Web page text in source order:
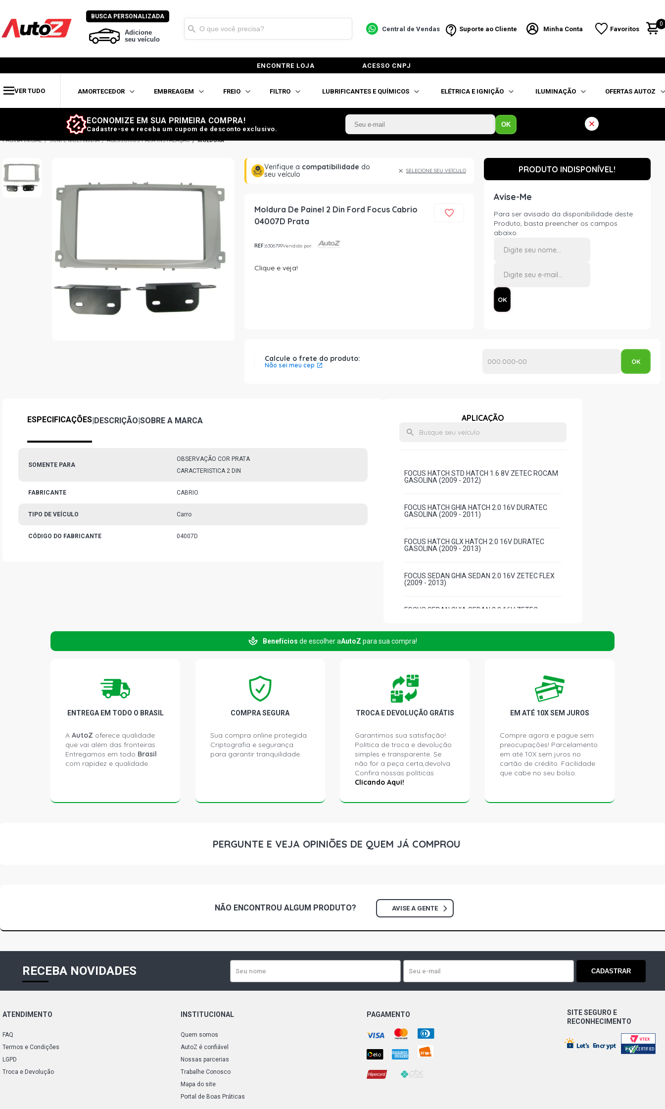
BUSCA PERSONALIZADA
Adicione
seu veículo
Central de Vendas Suporte ao Cliente Minha Conta Favoritos
0
ENCONTRE LOJA ACESSO CNPJ
VER TUDO AMORTECEDOR EMBREAGEM FREIO FILTRO LUBRIFICANTES E QUÍMICOS ELÉTRICA E IGNIÇÃO ILUMINAÇÃO OFERTAS AUTOZ
ECONOMIZE EM SUA PRIMEIRA COMPRA!
Cadastre-se e receba um cupom de desconto exclusivo.
OK
SOM E MULTIMÍDIA ACESSÓRIOS PARA INSTALAÇÃO MOLDURA
Verifique a compatibilidade do
seu veículo
SELECIONE SEU VEÍCULO
Moldura De Painel 2 Din Ford Focus Cabrio
04007D Prata
REF:6306799Vendido por:
Clique e veja!
PRODUTO INDISPONÍVEL!
Avise-Me
Para ser avisado da disponibilidade deste
Produto, basta preencher os campos
abaixo.
Calcule o frete do produto:
Não sei meu cep
ESPECIFICAÇÕES|DESCRIÇÃO|SOBRE A MARCA
SOMENTE PARA
OBSERVAÇÃO COR PRATA
CARACTERISTICA 2 DIN
FABRICANTE CABRIO
TIPO DE VEÍCULO Carro
CÓDIGO DO FABRICANTE 04007D
APLICAÇÃO
FOCUS HATCH STD HATCH 1.6 8V ZETEC ROCAM
GASOLINA (2009 - 2012)
FOCUS HATCH GHIA HATCH 2.0 16V DURATEC
GASOLINA (2009 - 2011)
FOCUS HATCH GLX HATCH 2.0 16V DURATEC
GASOLINA (2009 - 2013)
FOCUS SEDAN GHIA SEDAN 2.0 16V ZETEC FLEX
(2009 - 2013)
FOCUS SEDAN GHIA SEDAN 2.0 16V ZETEC
FOCUS SEDAN GLX SEDAN 2.0 16V ZETEC
GASOLINA (2009 - 2011)
Benefícios de escolher aAutoZ para sua compra!
ENTREGA EM TODO O BRASIL
A AutoZ oferece qualidade
que vai além das fronteiras.
Entregamos em todo Brasil
com rapidez e qualidade.
COMPRA SEGURA
Sua compra online protegida.
Criptografia e segurança
para garantir tranquilidade.
TROCA E DEVOLUÇÃO GRÁTIS
Garantimos sua satisfação!
Política de troca e devolução
simples e transparente. Se
não for a peça certa,devolva.
Confira nossas políticas
Clicando Aqui!
EM ATÉ 10X SEM JUROS
Compre agora e pague sem
preocupações! Parcelamento
em até 10X sem juros no
cartão de crédito. Facilidade
que cabe no seu bolso.
PERGUNTE E VEJA OPINIÕES DE QUEM JÁ COMPROU
NÃO ENCONTROU ALGUM PRODUTO? AVISE A GENTE
RECEBA NOVIDADES CADASTRAR
ATENDIMENTO
FAQ
Termos e Condições
LGPD
Troca e Devolução
INSTITUCIONAL
Quem somos
AutoZ é confiável
Nossas parcerias
Trabalhe Conosco
Mapa do site
Portal de Boas Práticas
PAGAMENTO
SITE SEGURO E
RECONHECIMENTO